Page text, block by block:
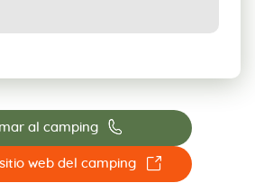
al camping 📞
web del camping ☐